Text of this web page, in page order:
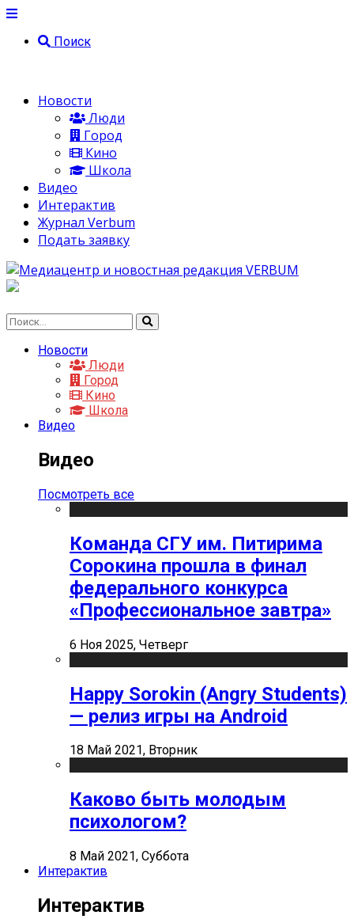
Поиск
Новости
Люди
Город
Кино
Школа
Видео
Интерактив
Журнал Verbum
Подать заявку
Новости
Люди
Город
Кино
Школа
Видео
Видео
Посмотреть все
Команда СГУ им. Питирима
Сорокина прошла в финал
федерального конкурса
«Профессиональное завтра»
6 Ноя 2025, Четверг
Happy Sorokin (Angry Students)
— релиз игры на Android
18 Май 2021, Вторник
Каково быть молодым
психологом?
8 Май 2021, Суббота
Интерактив
Интерактив